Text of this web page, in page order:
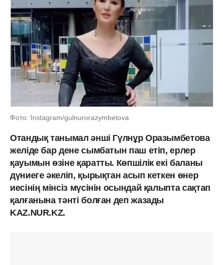
Фото: Instagram/gulnurorazymbetova
Отандық танымал әнші Гүлнұр Оразымбетова
желіде бар дене сымбатын паш етіп, ерлер
қауымын өзіне қаратты. Көпшілік екі баланы
дүниеге әкеліп, қырықтан асып кеткен өнер
иесінің мінсіз мүсінін осындай қалыпта сақтап
қалғанына тәнті болған деп жазады
KAZ.NUR.KZ.